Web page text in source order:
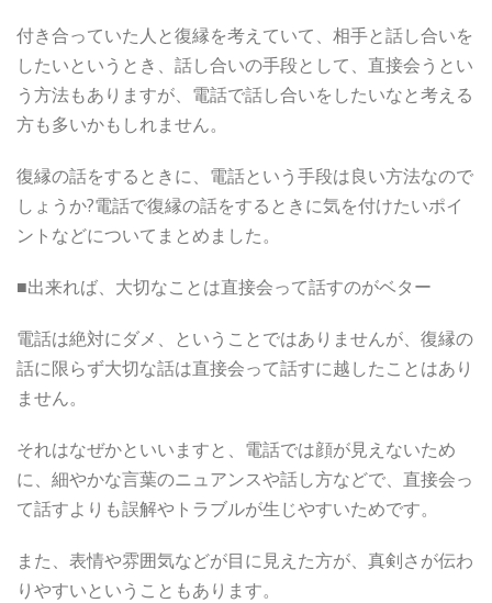
付き合っていた人と復縁を考えていて、相手と話し合いを
したいというとき、話し合いの手段として、直接会うとい
う方法もありますが、電話で話し合いをしたいなと考える
方も多いかもしれません。
復縁の話をするときに、電話という手段は良い方法なので
しょうか?電話で復縁の話をするときに気を付けたいポイ
ントなどについてまとめました。
■出来れば、大切なことは直接会って話すのがベター
電話は絶対にダメ、ということではありませんが、復縁の
話に限らず大切な話は直接会って話すに越したことはあり
ません。
それはなぜかといいますと、電話では顔が見えないため
に、細やかな言葉のニュアンスや話し方などで、直接会っ
て話すよりも誤解やトラブルが生じやすいためです。
また、表情や雰囲気などが目に見えた方が、真剣さが伝わ
りやすいということもあります。